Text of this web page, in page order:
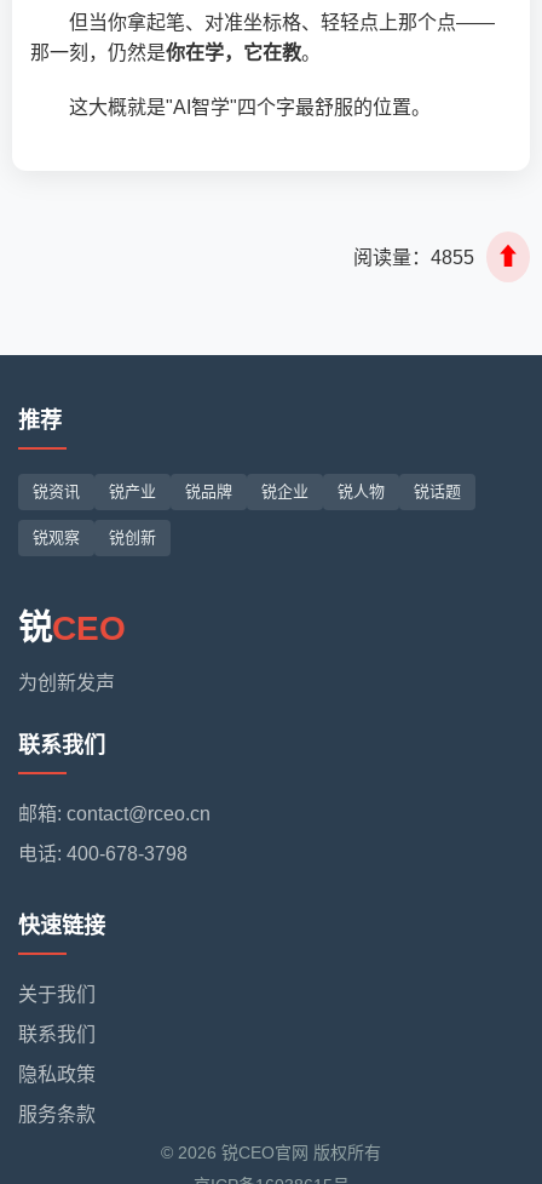
但当你拿起笔、对准坐标格、轻轻点上那个点——
那一刻，仍然是你在学，它在教。
这大概就是"AI智学"四个字最舒服的位置。
阅读量： 4855 ⬆
推荐
锐资讯 锐产业 锐品牌 锐企业 锐人物 锐话题
锐观察 锐创新
锐CEO
为创新发声
联系我们
邮箱: contact@rceo.cn
电话: 400-678-3798
快速链接
关于我们
联系我们
隐私政策
服务条款
© 2026 锐CEO官网 版权所有